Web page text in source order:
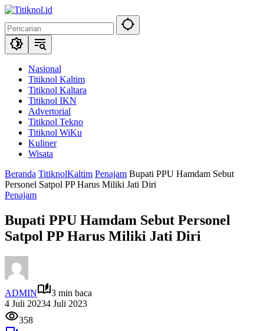
Langsung
konten
Nasional
Titiknol Kaltim
Titiknol Kaltara
Titiknol IKN
Advertorial
Titiknol Tekno
Titiknol WiKu
Kuliner
Wisata
Beranda TitiknolKaltim Penajam Bupati PPU Hamdam Sebut
Personel Satpol PP Harus Miliki Jati Diri
Penajam
Bupati PPU Hamdam Sebut Personel
Satpol PP Harus Miliki Jati Diri
ADMIN
3 min baca
4 Juli 20234 Juli 2023
358